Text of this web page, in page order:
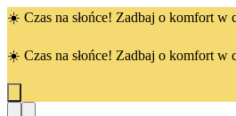
☀️ Czas na słońce! Zadbaj o komfort w
☀️ Czas na słońce! Zadbaj o komfort w